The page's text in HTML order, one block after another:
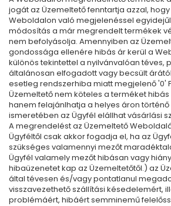
jogát az Üzemeltető fenntartja azzal,
Weboldalon való megjelenéssel
módosítás a már megrendelt termékek
nem befolyásolja. Amennyiben az
gondossága ellenére hibás ár kerül a
különös tekintettel a nyilvánvalóan téves,
általánosan elfogadott vagy becsült
esetleg rendszerhiba miatt megjelenő '0'
Üzemeltető nem köteles a terméket
hanem felajánlhatja a helyes áron
ismeretében az Ügyfél elállhat vásárlási
A megrendelést az Üzemeltető
Ügyféltől csak akkor fogadja el, ha az
szükséges valamennyi mezőt
Ügyfél valamely mezőt hibásan vagy
hibaüzenetet kap az Üzemeltetőtől.) az
által tévesen és/vagy pontatlanul
visszavezethető szállítási késedelemért,
problémáért, hibáért semminemű